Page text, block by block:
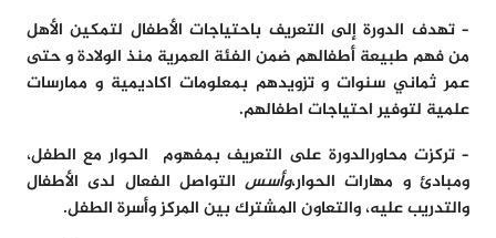
– تهدف الدورة إلى التعريف باحتياجات الأطفال لتمكين الأهل
من فهم طبيعة أطفالهم ضمن الفئة العمرية منذ الولادة و حتى
عمر ثماني سنوات و تزويدهم بمعلومات اكاديمية و ممارسات
علمية لتوفير احتياجات اطفالهم.
– تركزت محاورالدورة على التعريف بمفهوم الحوار مع الطفل،
ومبادئ و مهارات الحوار،وأسس التواصل الفعال لدى الأطفال
والتدريب عليه، والتعاون المشترك بين المركز وأسرة الطفل.